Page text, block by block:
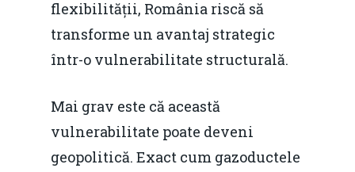
flexibilității, România riscă să
transforme un avantaj strategic
într-o vulnerabilitate structurală.
Mai grav este că această
vulnerabilitate poate deveni
geopolitică. Exact cum gazoductele